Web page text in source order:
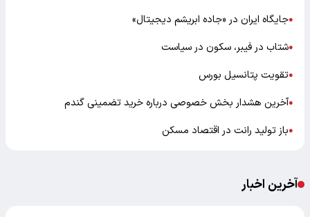
●جایگاه ایران در «جاده ابریشم دیجیتال»
●شتاب در فیبر، سکون در سیاست
●تقویت پتانسیل بورس
●آخرین هشدار بخش خصوصی درباره خرید تضمینی گندم
●باز تولید رانت در اقتصاد مسکن
آخرین اخبار